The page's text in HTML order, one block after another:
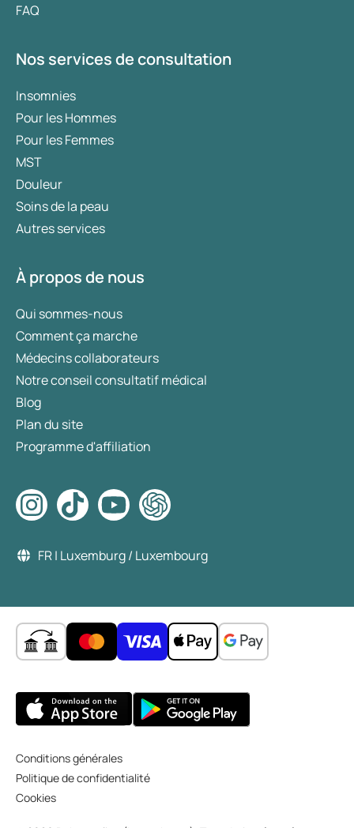
FAQ
Nos services de consultation
Insomnies
Pour les Hommes
Pour les Femmes
MST
Douleur
Soins de la peau
Autres services
À propos de nous
Qui sommes-nous
Comment ça marche
Médecins collaborateurs
Notre conseil consultatif médical
Blog
Plan du site
Programme d'affiliation
FR | Luxemburg / Luxembourg
Conditions générales
Politique de confidentialité
Cookies